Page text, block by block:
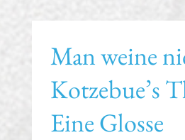
Man weine
Kotzebue’s
Eine Glosse